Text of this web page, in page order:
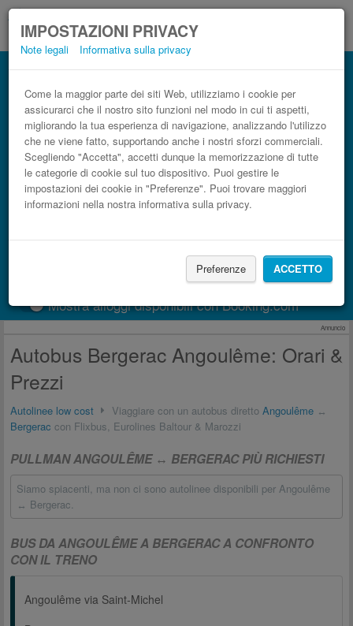
IMPOSTAZIONI PRIVACY
Note legali Informativa sulla privacy
Come la maggior parte dei siti Web, utilizziamo i cookie per
assicurarci che il nostro sito funzioni nel modo in cui ti aspetti,
migliorando la tua esperienza di navigazione, analizzando l'utilizzo
che ne viene fatto, supportando anche i nostri sforzi commerciali.
Scegliendo "Accetta", accetti dunque la memorizzazione di tutte
le categorie di cookie sul tuo dispositivo. Puoi gestire le
impostazioni dei cookie in "Preferenze". Puoi trovare maggiori
informazioni nella nostra informativa sulla privacy.
Preferenze ACCETTO
Autobus Angoulême Bergerac low cost
Prenota il biglietto del pullman più economico
Mostra alloggi disponibili con Booking.com
Annuncio
Autobus Bergerac Angoulême: Orari &
Prezzi
Autolinee low cost Viaggiare con un autobus diretto Angoulême ↔
Bergerac con Flixbus, Eurolines Baltour & Marozzi
PULLMAN ANGOULÊME ↔ BERGERAC PIÙ RICHIESTI
Siamo spiacenti, ma non ci sono autolinee disponibili per Angoulême
↔ Bergerac.
BUS DA ANGOULÊME A BERGERAC A CONFRONTO
CON IL TRENO
Angoulême via Saint-Michel